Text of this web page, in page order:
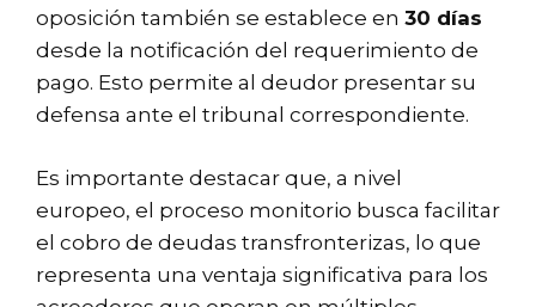
oposición también se establece en 30 días
desde la notificación del requerimiento de
pago. Esto permite al deudor presentar su
defensa ante el tribunal correspondiente.
Es importante destacar que, a nivel
europeo, el proceso monitorio busca facilitar
el cobro de deudas transfronterizas, lo que
representa una ventaja significativa para los